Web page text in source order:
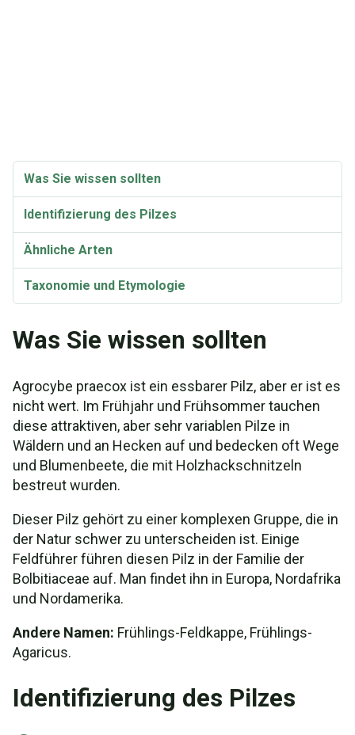
Was Sie wissen sollten
Identifizierung des Pilzes
Ähnliche Arten
Taxonomie und Etymologie
Was Sie wissen sollten
Agrocybe praecox ist ein essbarer Pilz, aber er ist es
nicht wert. Im Frühjahr und Frühsommer tauchen
diese attraktiven, aber sehr variablen Pilze in
Wäldern und an Hecken auf und bedecken oft Wege
und Blumenbeete, die mit Holzhackschnitzeln
bestreut wurden.
Dieser Pilz gehört zu einer komplexen Gruppe, die in
der Natur schwer zu unterscheiden ist. Einige
Feldführer führen diesen Pilz in der Familie der
Bolbitiaceae auf. Man findet ihn in Europa, Nordafrika
und Nordamerika.
Andere Namen: Frühlings-Feldkappe, Frühlings-
Agaricus.
Identifizierung des Pilzes